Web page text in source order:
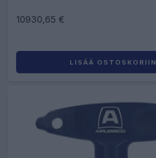
10930,65 €
LISÄÄ OSTOSKORIIN